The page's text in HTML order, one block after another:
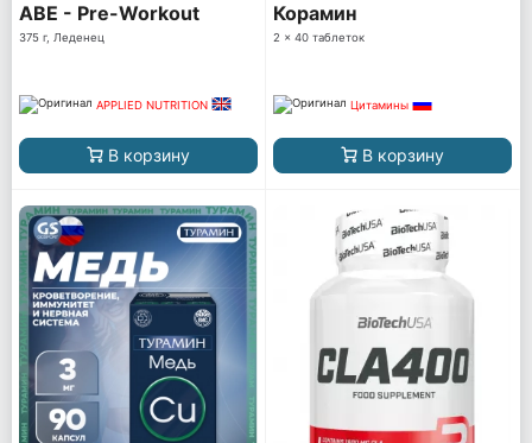
ABE - Pre-Workout
375 г, Леденец
APPLIED NUTRITION
В корзину
Корамин
2 x 40 таблеток
Цитамины
В корзину